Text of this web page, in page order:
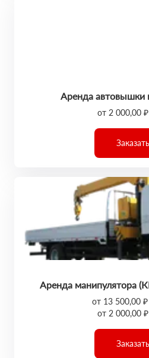
Аренда автовышки
от 2 000,00
Заказать
Аренда манипулятора
от 13 500,00
от 2 000,00
Заказать